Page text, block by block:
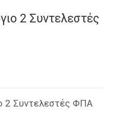
2 Συντελεστές
2 Συντελεστές ΦΠΑ